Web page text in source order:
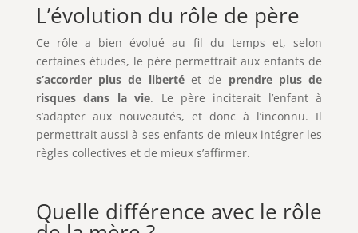
L’évolution du rôle de père
Ce rôle a bien évolué au fil du temps et, selon
certaines études, le père permettrait aux enfants de
s’accorder plus de libertéet de prendre plus de
risques dans la vie. Le père inciterait l’enfant à
s’adapter aux nouveautés, et donc à l’inconnu. Il
permettrait aussi à ses enfants de mieux intégrer les
règles collectives et de mieux s’affirmer.
Quelle différence avec le rôle